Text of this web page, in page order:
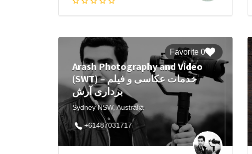
0 Favorite
Arash Photography and Video
(SWT) – خدمات عکاسی و فیلم
برداری آرش
Sydney NSW, Australia
+61487031717